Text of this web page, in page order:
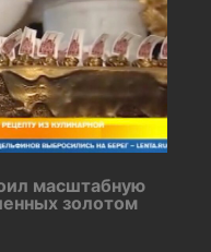
масштабную
золотом